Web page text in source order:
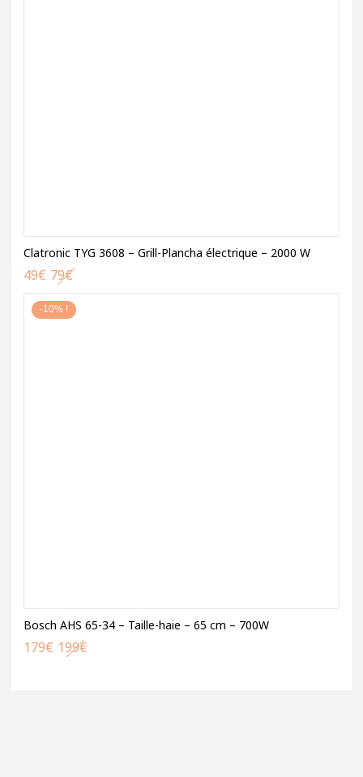
Clatronic TYG 3608 – Grill-Plancha électrique – 2000 W
79€
49€
-10% !
Bosch AHS 65-34 – Taille-haie – 65 cm – 700W
199€
179€